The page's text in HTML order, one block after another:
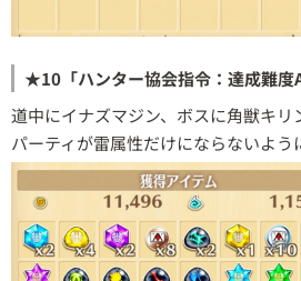
★10「ハンター協会指令：達成難度A
道中にイナズマジン、ボスに角獣キリ
パーティが雷属性だけにならないよう